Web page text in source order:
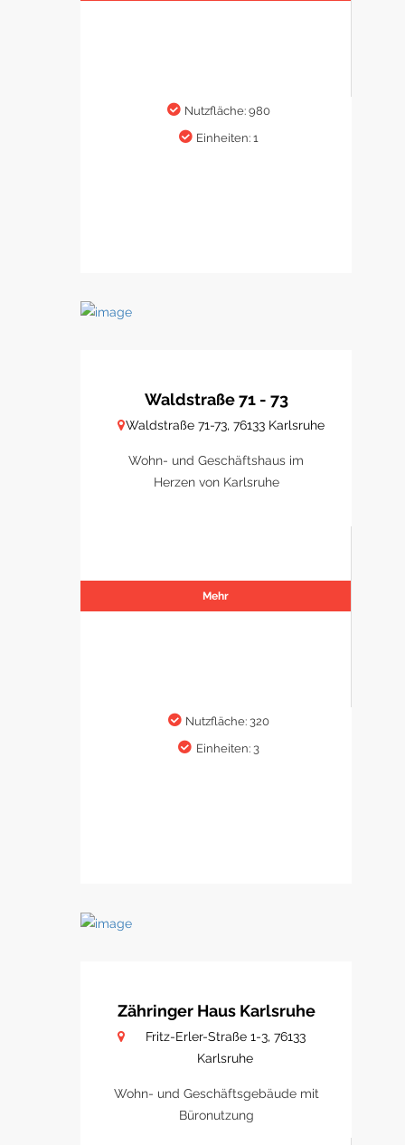
Nutzfläche: 980
Einheiten: 1
Waldstraße 71 - 73
Waldstraße 71-73, 76133 Karlsruhe
Wohn- und Geschäftshaus im
Herzen von Karlsruhe
Mehr
Nutzfläche: 320
Einheiten: 3
Zähringer Haus Karlsruhe
Fritz-Erler-Straße 1-3, 76133
Karlsruhe
Wohn- und Geschäftsgebäude mit
Büronutzung